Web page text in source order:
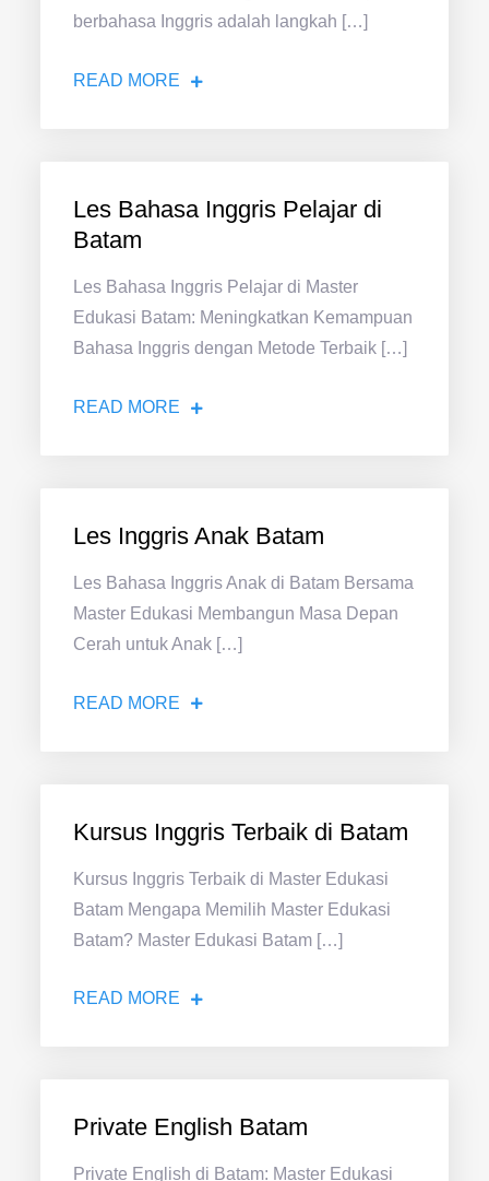
berbahasa Inggris adalah langkah […]
READ MORE
Les Bahasa Inggris Pelajar di
Batam
Les Bahasa Inggris Pelajar di Master
Edukasi Batam: Meningkatkan Kemampuan
Bahasa Inggris dengan Metode Terbaik […]
READ MORE
Les Inggris Anak Batam
Les Bahasa Inggris Anak di Batam Bersama
Master Edukasi Membangun Masa Depan
Cerah untuk Anak […]
READ MORE
Kursus Inggris Terbaik di Batam
Kursus Inggris Terbaik di Master Edukasi
Batam Mengapa Memilih Master Edukasi
Batam? Master Edukasi Batam […]
READ MORE
Private English Batam
Private English di Batam: Master Edukasi